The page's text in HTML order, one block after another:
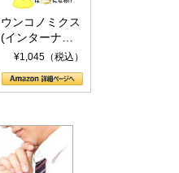
ウンコノミクス
(インターナシ
ョナル新書)
¥1,045（税込）